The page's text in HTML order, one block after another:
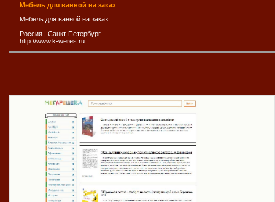
Мебель для ванной на заказ
Мебель для ванной на заказ
Россия | Санкт Петербург
http://www.k-weres.ru